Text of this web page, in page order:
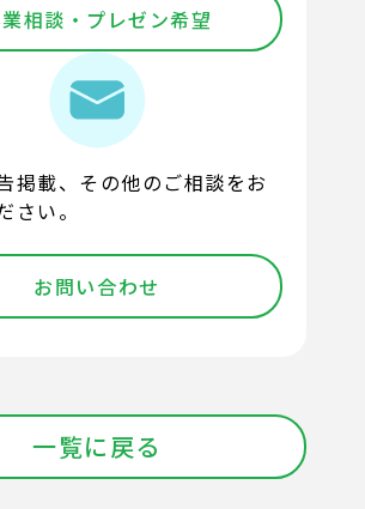
相談・プレゼン希望
掲載、その他のご相談をお
さい。
お問い合わせ
一覧に戻る